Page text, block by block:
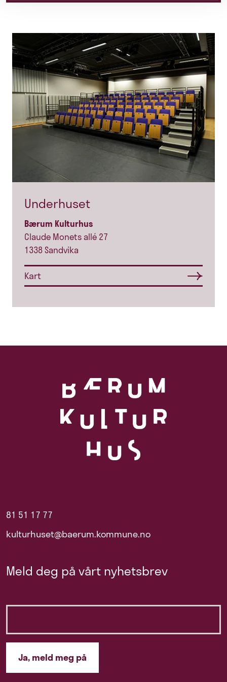
Underhuset
Bærum Kulturhus
Claude Monets allé 27
1338 Sandvika
Kart
81 51 17 77
kulturhuset@baerum.kommune.no
Meld deg på vårt nyhetsbrev